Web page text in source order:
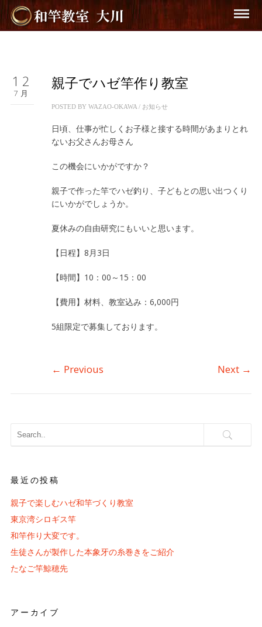
12
7月
親子でハゼ竿作り教室
POSTED BY WAZAO-OKAWA/ お知らせ
日頃、仕事が忙しくお子様と接する時間があまりとれ
ないお父さんお母さん
この機会にいかがですか？
親子で作った竿でハゼ釣り、子どもとの思い出つくり
にいかがでしょうか。
夏休みの自由研究にもいいと思います。
【日程】8月3日
【時間】10：00～15：00
【費用】材料、教室込み：6,000円
5組限定で募集しております。
← Previous Next →
最近の投稿
親子で楽しむハゼ和竿づくり教室
東京湾シロギス竿
和竿作り大変です。
生徒さんが製作した本象牙の糸巻きをご紹介
たなご竿鯨穂先
アーカイブ